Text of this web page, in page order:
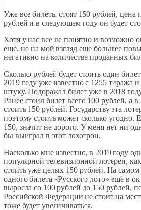
Уже все билеты стоят 150 рублей, цена
рублей и в следующем году он будет
Хотя у нас все не понятно и возможно
еще, но на мой взгляд еще большее
негативно на количестве проданных
Сколько рублей будет стоить один
2019 году уже известно с 1255 тиража и
штуку. Подоражал билет уже в 2018
Ранее стоил билет всего 100 рублей, а в
стоить 150 рублей. Государству эта
поэтому стоить может сколько угодно.
150, значит не дорого. У меня нет ни
бы выиграл в этот лохотрон.
Насколько мне известно, в 2019 году
популярной телевизионной лотереи,
стоить уже целых 150 рублей. На самом
одного билета «Русского лото» ещё в
выросла со 100 рублей до 150 рублей,
Российской Федерации не стоит на
тоже будет увеличиваться.